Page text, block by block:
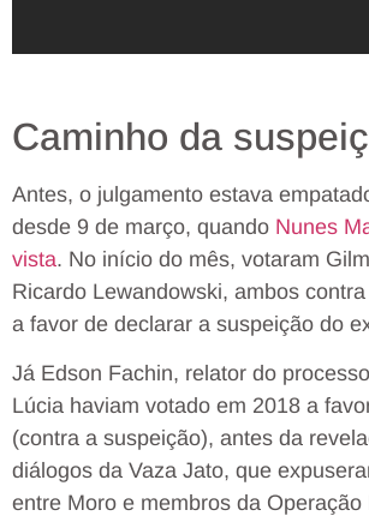
Caminho da
Antes, o julgamento estava
desde 9 de março, quando Nunes
vista. No início do mês, votaram
Ricardo Lewandowski, ambos
a favor de declarar a suspeição do
Já Edson Fachin, relator do
Lúcia haviam votado em 2018 a
(contra a suspeição), antes da
diálogos da Vaza Jato, que
entre Moro e membros da Operação